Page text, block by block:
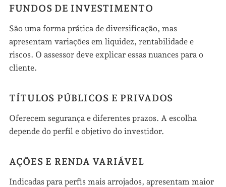
FUNDOS DE INVESTIMENTO
São uma forma prática de diversificação, mas
apresentam variações em liquidez, rentabilidade e
riscos. O assessor deve explicar essas nuances para o
cliente.
TÍTULOS PÚBLICOS E PRIVADOS
Oferecem segurança e diferentes prazos. A escolha
depende do perfil e objetivo do investidor.
AÇÕES E RENDA VARIÁVEL
Indicadas para perfis mais arrojados, apresentam maior